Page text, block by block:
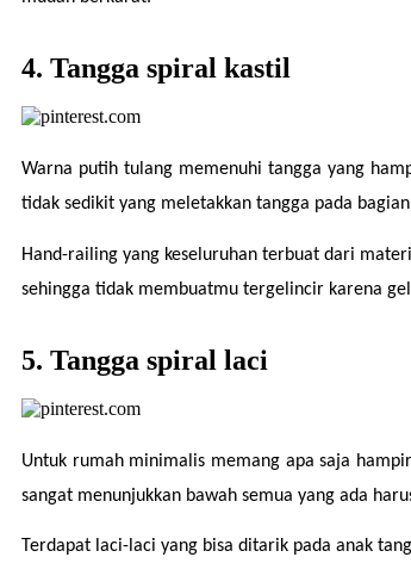
4. Tangga spiral kastil
Warna putih tulang memenuhi tangga yang
tidak sedikit yang meletakkan tangga pada
Hand-railing yang keseluruhan terbuat dari
sehingga tidak membuatmu tergelincir karena
5. Tangga spiral laci
Untuk rumah minimalis memang apa saja
sangat menunjukkan bawah semua yang ada
Terdapat laci-laci yang bisa ditarik pada anak